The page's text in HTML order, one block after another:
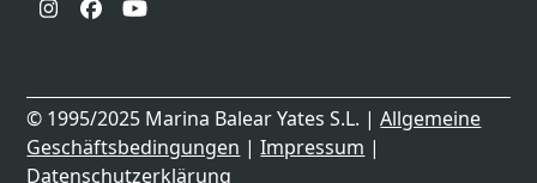
Instagram
Facebook
YouTube
© 1995/2025 Marina Balear Yates S.L. |Allgemeine
Geschäftsbedingungen |Impressum |
Datenschutzerklärung